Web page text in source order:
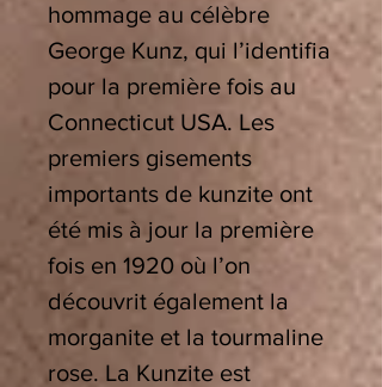
hommage au célèbre
George Kunz, qui l’identifia
pour la première fois au
Connecticut USA. Les
premiers gisements
importants de kunzite ont
été mis à jour la première
fois en 1920 où l’on
découvrit également la
morganite et la tourmaline
rose. La Kunzite est